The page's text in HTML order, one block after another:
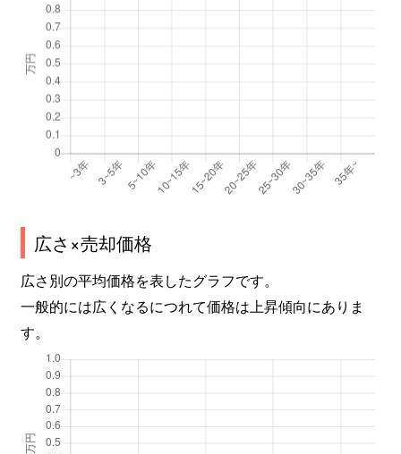
広さ×売却価格
広さ別の平均価格を表したグラフです。
一般的には広くなるにつれて価格は上昇傾向にありま
す。